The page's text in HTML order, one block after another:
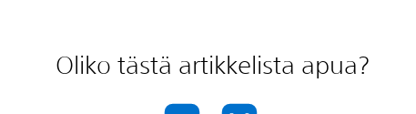
Oliko tästä artikkelista apua?